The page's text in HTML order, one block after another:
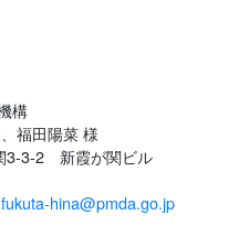
構
福田陽菜 様
3-3-2 新霞が関ビル
fukuta-hina@pmda.go.jp